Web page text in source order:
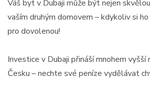
Váš byt v Dubaji může být nejen
vaším druhým domovem – kdykoliv si
pro dovolenou!
Investice v Dubaji přináší mnohem
Česku – nechte své peníze vydělávat